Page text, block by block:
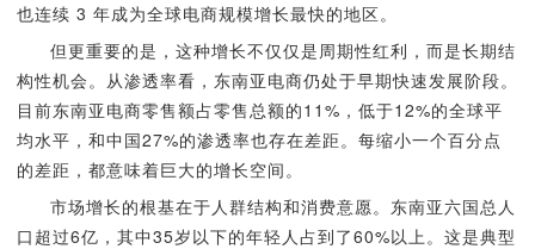
也连续 3 年成为全球电商规模增长最快的地区。
但更重要的是，这种增长不仅仅是周期性红利，而是长期结
构性机会。从渗透率看，东南亚电商仍处于早期快速发展阶段。
目前东南亚电商零售额占零售总额的11%，低于12%的全球平
均水平，和中国27%的渗透率也存在差距。每缩小一个百分点
的差距，都意味着巨大的增长空间。
市场增长的根基在于人群结构和消费意愿。东南亚六国总人
口超过6亿，其中35岁以下的年轻人占到了60%以上。这是典型